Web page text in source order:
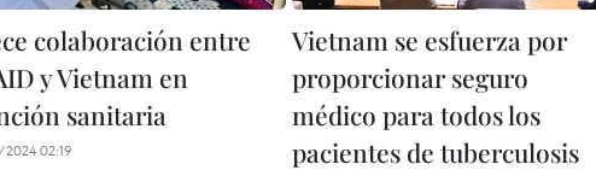
colaboración entre
y Vietnam en
sanitaria
02:19
Vietnam se esfuerza por
proporcionar seguro
médico para todos los
pacientes de tuberculosis